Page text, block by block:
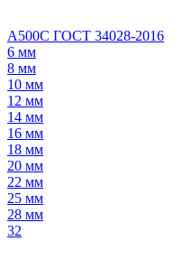
А500С ГОСТ 34028-2016
6 мм
8 мм
10 мм
12 мм
14 мм
16 мм
18 мм
20 мм
22 мм
25 мм
28 мм
32